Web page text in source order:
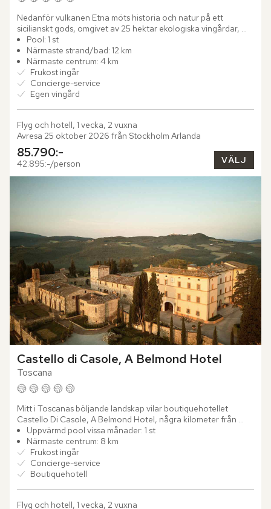
Nedanför vulkanen Etna möts historia och natur på ett
sicilianskt gods, omgivet av 25 hektar ekologiska vingårdar,
olivlundar och fruktträd. Här har Monaci delle Terre Nere
gett...
Pool: 1 st
Närmaste strand/bad: 12 km
Närmaste centrum: 4 km
Frukost ingår
Concierge-service
Egen vingård
Flyg och hotell, 1 vecka, 2 vuxna
Avresa 25 oktober 2026 från Stockholm Arlanda
85.790:-
42.895:-/person VÄLJ
Castello di Casole, A Belmond Hotel
Toscana
Mitt i Toscanas böljande landskap vilar boutiquehotellet
Castello Di Casole, A Belmond Hotel, några kilometer från
Casole d'Elsa. Platsen bär ett jordbruksarv som sträcker sig...
Uppvärmd pool vissa månader: 1 st
Närmaste centrum: 8 km
Frukost ingår
Concierge-service
Boutiquehotell
Flyg och hotell, 1 vecka, 2 vuxna